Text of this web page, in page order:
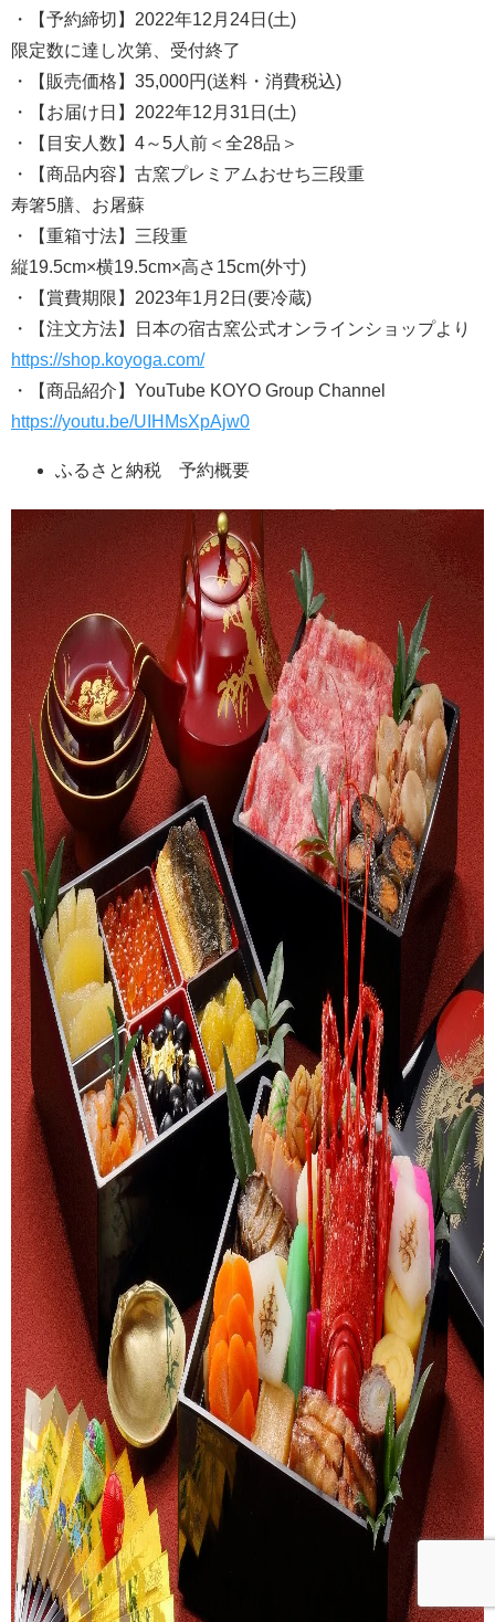
・【予約締切】2022年12月24日(土)
限定数に達し次第、受付終了
・【販売価格】35,000円(送料・消費税込)
・【お届け日】2022年12月31日(土)
・【目安人数】4～5人前＜全28品＞
・【商品内容】古窯プレミアムおせち三段重
寿箸5膳、お屠蘇
・【重箱寸法】三段重
縦19.5cm×横19.5cm×高さ15cm(外寸)
・【賞費期限】2023年1月2日(要冷蔵)
・【注文方法】日本の宿古窯公式オンラインショップより
https://shop.koyoga.com/
・【商品紹介】YouTube KOYO Group Channel
https://youtu.be/UIHMsXpAjw0
ふるさと納税 予約概要